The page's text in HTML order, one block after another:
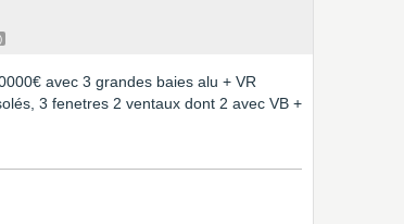
avec 3 grandes baies alu + VR
3 fenetres 2 ventaux dont 2 avec VB +